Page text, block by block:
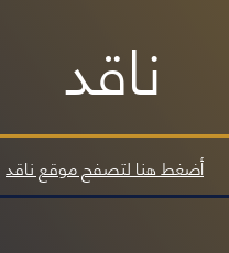
ناقد
أضغط هنا لتصفح موقع ناقد